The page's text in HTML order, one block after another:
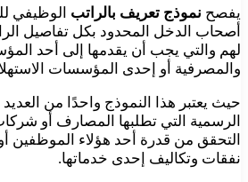
يفصح نموذج تعريف بالراتب الوظيفي
أصحاب الدخل المحدود بكل تفاصيل
لهم والتي يجب أن يقدمها إلى أحد
والمصرفية أو إحدى المؤسسات
حيث يعتبر هذا النموذج واحدًا من
الرسمية التي تطلبها المصارف أو
التحقق من قدرة أحد هؤلاء الموظفين
نفقات وتكاليف إحدى خدماتها.